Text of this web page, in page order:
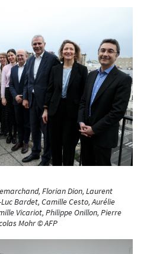
Florian Dion, Laurent
Bardet, Camille Cesto, Aurélie
Vicariot, Philippe Onillon, Pierre
Mohr © AFP